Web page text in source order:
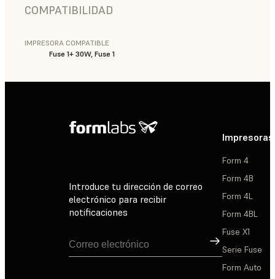
COMPATIBILIDAD
IMPRESORA COMPATIBLE
Fuse 1+ 30W, Fuse 1
Introduce tu dirección de correo
electrónico para recibir
notificaciones
Suscribirse
Impresoras
Form 4
Form 4B
Form 4L
Form 4BL
Fuse X1
Serie Fuse
Form Auto